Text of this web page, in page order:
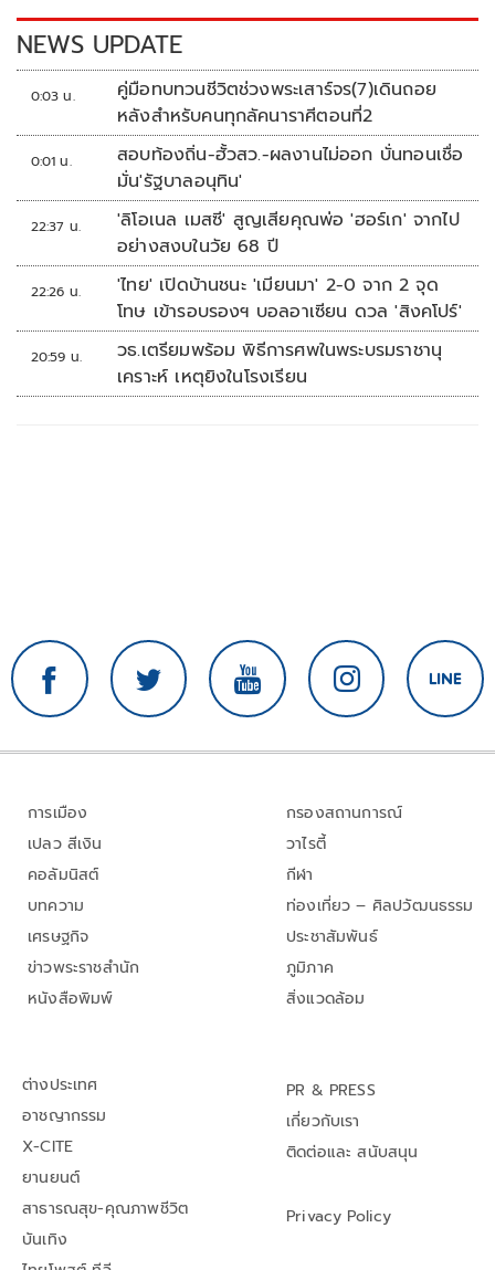
k k
NEWS UPDATE
0:03 น.
คู่มือทบทวนชีวิตช่วงพระเสาร์จร(7)เดินถอย
หลังสำหรับคนทุกลัคนาราศีตอนที่2
0:01 น.
สอบท้องถิ่น-ฮั้วสว.-ผลงานไม่ออก บั่นทอนเชื่อ
มั่น'รัฐบาลอนุทิน'
22:37 น.
'ลิโอเนล เมสซี' สูญเสียคุณพ่อ 'ฮอร์เก' จากไป
อย่างสงบในวัย 68 ปี
22:26 น.
'ไทย' เปิดบ้านชนะ 'เมียนมา' 2-0 จาก 2 จุด
โทษ เข้ารอบรองฯ บอลอาเซียน ดวล 'สิงคโปร์'
20:59 น.
วธ.เตรียมพร้อม พิธีการศพในพระบรมราชานุ
เคราะห์ เหตุยิงในโรงเรียน
การเมือง
เปลว สีเงิน
คอลัมนิสต์
บทความ
เศรษฐกิจ
ข่าวพระราชสำนัก
หนังสือพิมพ์
กรองสถานการณ์
วาไรตี้
กีฬา
ท่องเที่ยว – ศิลปวัฒนธรรม
ประชาสัมพันธ์
ภูมิภาค
สิ่งแวดล้อม
ต่างประเทศ
อาชญากรรม
X-CITE
ยานยนต์
สาธารณสุข-คุณภาพชีวิต
บันเทิง
PR & PRESS
เกี่ยวกับเรา
ติดต่อและ สนับสนุน
Privacy Policy